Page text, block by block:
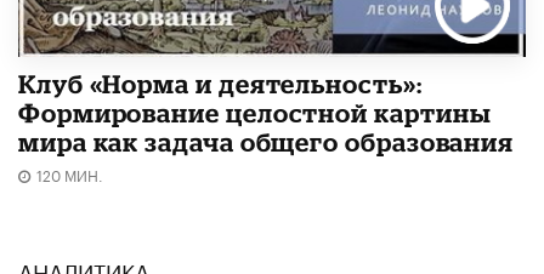
Клуб «Норма и деятельность»:
Формирование целостной картины
мира как задача общего образования
120 МИН.